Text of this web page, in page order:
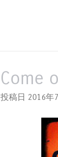
Come
投稿日 2016年